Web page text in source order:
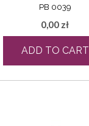
PB 0039
0,00 zł
ADD TO CART